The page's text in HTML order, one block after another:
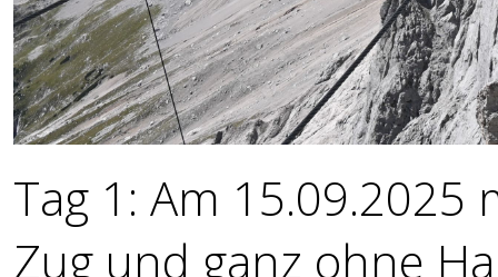
Tag 1: Am
Zug und ganz ohne